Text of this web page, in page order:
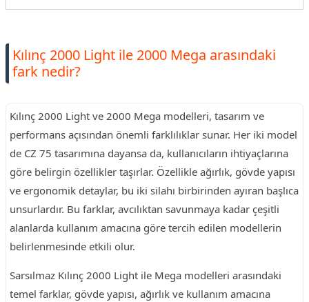
Kılınç 2000 Light ile 2000 Mega arasındaki
fark nedir?
Kılınç 2000 Light ve 2000 Mega modelleri, tasarım ve
performans açısından önemli farklılıklar sunar. Her iki model
de CZ 75 tasarımına dayansa da, kullanıcıların ihtiyaçlarına
göre belirgin özellikler taşırlar. Özellikle ağırlık, gövde yapısı
ve ergonomik detaylar, bu iki silahı birbirinden ayıran başlıca
unsurlardır. Bu farklar, avcılıktan savunmaya kadar çeşitli
alanlarda kullanım amacına göre tercih edilen modellerin
belirlenmesinde etkili olur.
Sarsılmaz Kılınç 2000 Light ile Mega modelleri arasındaki
temel farklar, gövde yapısı, ağırlık ve kullanım amacına